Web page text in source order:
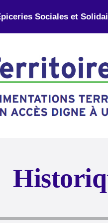
Sociales et